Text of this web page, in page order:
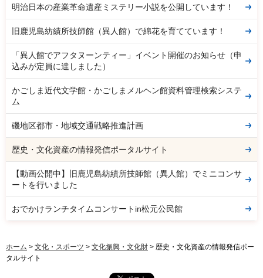
明治日本の産業革命遺産ミステリー小説を公開しています！
旧鹿児島紡績所技師館（異人館）で綿花を育てています！
「異人館でアフタヌーンティー」イベント開催のお知らせ（申
込みが定員に達しました）
かごしま近代文学館・かごしまメルヘン館資料管理検索システ
ム
磯地区都市・地域交通戦略推進計画
歴史・文化資産の情報発信ポータルサイト
【動画公開中】旧鹿児島紡績所技師館（異人館）でミニコンサ
ートを行いました
おでかけランチタイムコンサートin松元公民館
ホーム > 文化・スポーツ > 文化振興・文化財 > 歴史・文化資産の情報発信ポー
タルサイト